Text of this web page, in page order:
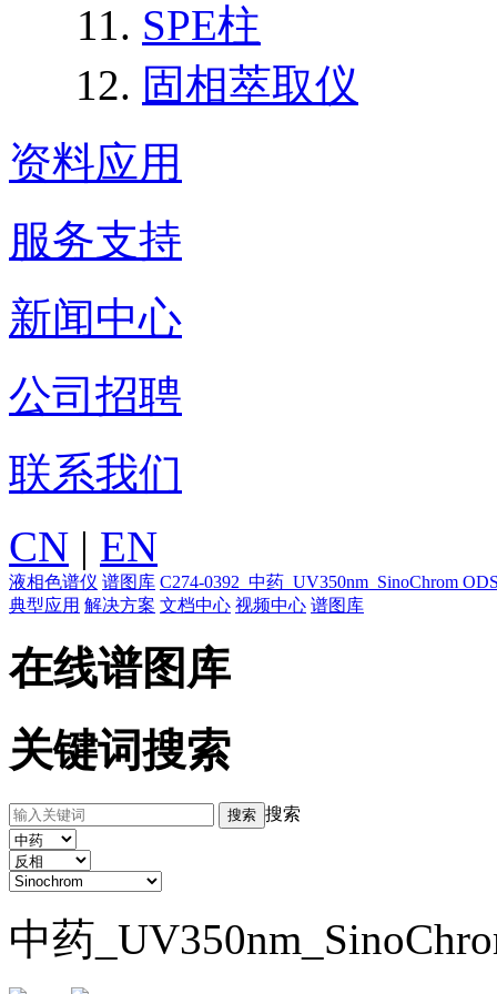
SPE柱
固相萃取仪
资料应用
服务支持
新闻中心
公司招聘
联系我们
CN | EN
液相色谱仪 谱图库 C274-0392_中药_UV350nm_SinoChrom
典型应用 解决方案 文档中心 视频中心 谱图库
在线谱图库
关键词搜索
搜索
中药